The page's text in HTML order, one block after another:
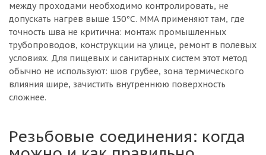
между проходами необходимо контролировать, не
допускать нагрев выше 150°C. MMA применяют там, где
точность шва не критична: монтаж промышленных
трубопроводов, конструкции на улице, ремонт в полевых
условиях. Для пищевых и санитарных систем этот метод
обычно не используют: шов грубее, зона термического
влияния шире, зачистить внутреннюю поверхность
сложнее.
Резьбовые соединения: когда